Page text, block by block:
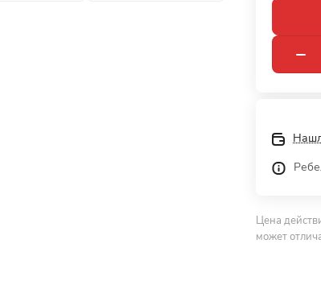
Цена
может